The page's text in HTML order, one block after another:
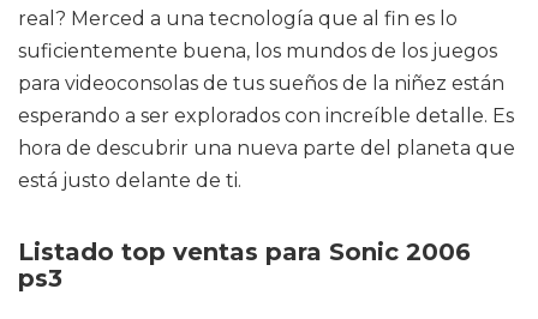
real? Merced a una tecnología que al fin es lo
suficientemente buena, los mundos de los juegos
para videoconsolas de tus sueños de la niñez están
esperando a ser explorados con increíble detalle. Es
hora de descubrir una nueva parte del planeta que
está justo delante de ti.
Listado top ventas para Sonic 2006
ps3